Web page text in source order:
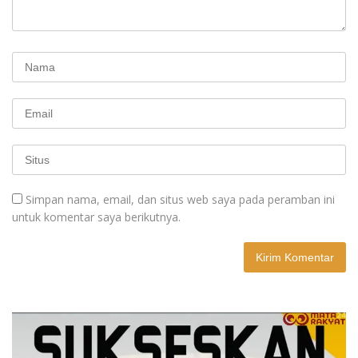
Simpan nama, email, dan situs web saya pada peramban ini
untuk komentar saya berikutnya.